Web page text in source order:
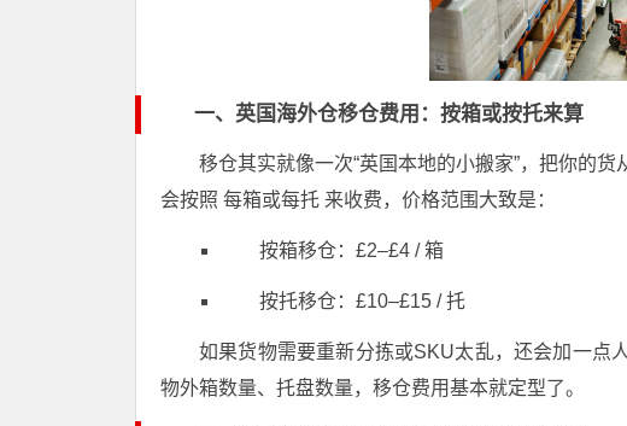
一、英国海外仓移仓费用：按箱或按托来算
移仓其实就像一次“英国本地的小搬家”，把你的
会按照 每箱或每托 来收费，价格范围大致是：
按箱移仓：£2–£4 / 箱
按托移仓：£10–£15 / 托
如果货物需要重新分拣或SKU太乱，还会加一点
物外箱数量、托盘数量，移仓费用基本就定型了。